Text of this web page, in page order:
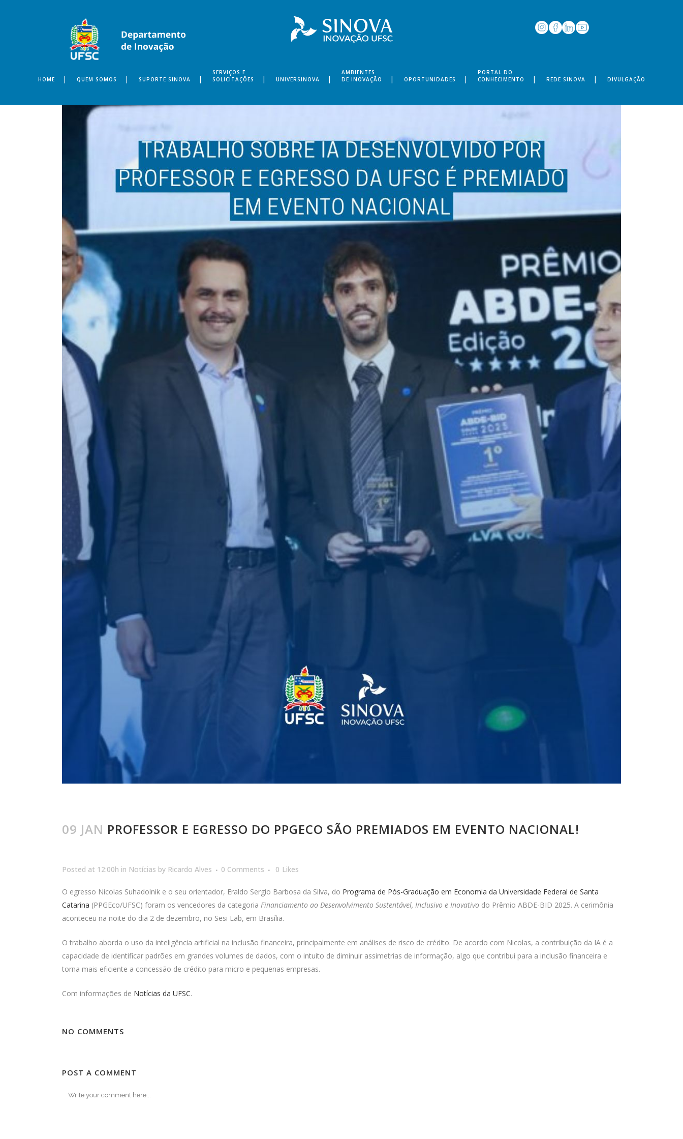
HOME QUEM SOMOS SUPORTE SINOVA
SERVIÇOS E
SOLICITAÇÕES
UNIVERSINOVA
AMBIENTES
DE INOVAÇÃO
OPORTUNIDADES
PORTAL DO
CONHECIMENTO
REDE SINOVA DIVULGAÇÃO
09 JAN PROFESSOR E EGRESSO DO PPGECO SÃO PREMIADOS EM EVENTO NACIONAL!
Posted at 12:00h in Notícias by Ricardo Alves 0 Comments 0 Likes
O egresso Nicolas Suhadolnik e o seu orientador, Eraldo Sergio Barbosa da Silva, do Programa de Pós-Graduação em Economia da Universidade Federal de Santa
Catarina (PPGEco/UFSC) foram os vencedores da categoria Financiamento ao Desenvolvimento Sustentável, Inclusivo e Inovativo do Prêmio ABDE-BID 2025. A cerimônia
aconteceu na noite do dia 2 de dezembro, no Sesi Lab, em Brasília.
O trabalho aborda o uso da inteligência artificial na inclusão financeira, principalmente em análises de risco de crédito. De acordo com Nicolas, a contribuição da IA é a
capacidade de identificar padrões em grandes volumes de dados, com o intuito de diminuir assimetrias de informação, algo que contribui para a inclusão financeira e
torna mais eficiente a concessão de crédito para micro e pequenas empresas.
Com informações de Notícias da UFSC.
NO COMMENTS
POST A COMMENT